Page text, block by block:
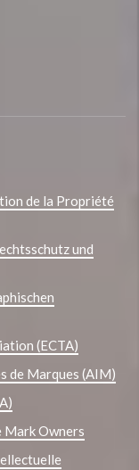
de la Propriété
und
(ECTA)
de Marques (AIM)
Mark Owners